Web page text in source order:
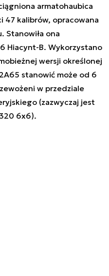
armatohaubica
47 kalibrów, opracowana
Stanowiła ona
Hiacynt-B. Wykorzystano
wersji określonej
stanowić może od 6
w przedziale
(zazwyczaj jest
6x6).